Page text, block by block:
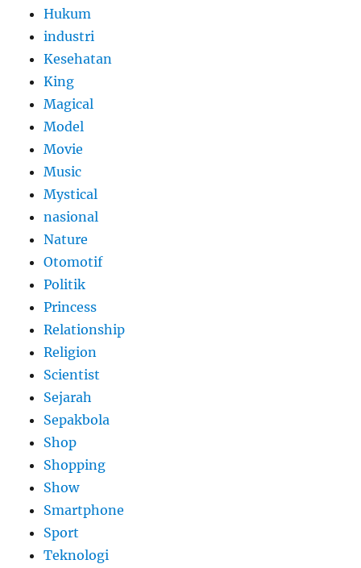
Hukum
industri
Kesehatan
King
Magical
Model
Movie
Music
Mystical
nasional
Nature
Otomotif
Politik
Princess
Relationship
Religion
Scientist
Sejarah
Sepakbola
Shop
Shopping
Show
Smartphone
Sport
Teknologi